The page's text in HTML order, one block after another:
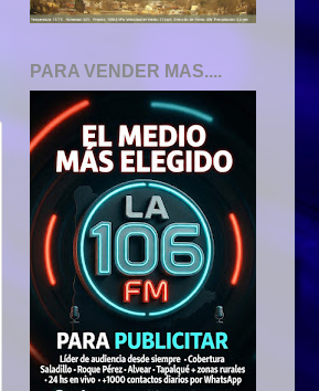
PARA VENDER MAS....